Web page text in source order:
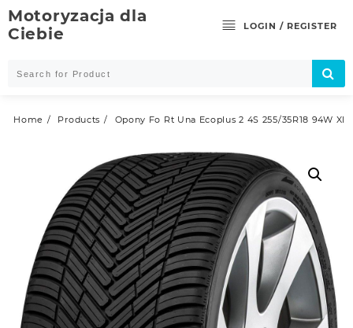
Skip
to
content
Motoryzacja dla
Ciebie
LOGIN / REGISTER
Home Products Opony Fo Rt Una Ecoplus 2 4S 255/35R18 94W Xl